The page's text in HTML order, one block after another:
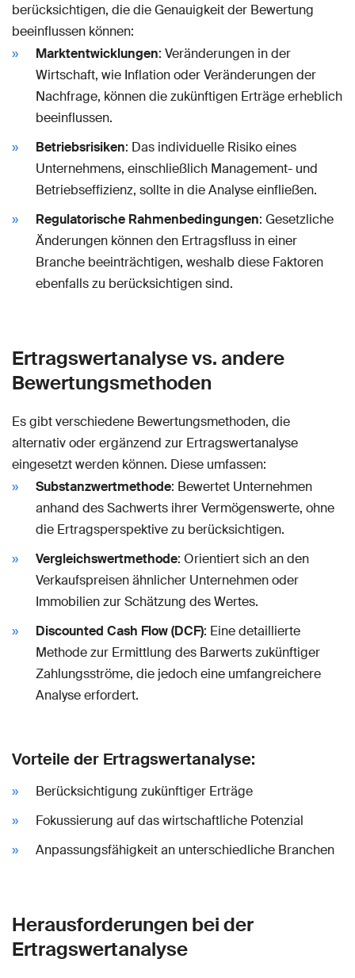
berücksichtigen, die die Genauigkeit der Bewertung
beeinflussen können:
Marktentwicklungen: Veränderungen in der
Wirtschaft, wie Inflation oder Veränderungen der
Nachfrage, können die zukünftigen Erträge erheblich
beeinflussen.
Betriebsrisiken: Das individuelle Risiko eines
Unternehmens, einschließlich Management- und
Betriebseffizienz, sollte in die Analyse einfließen.
Regulatorische Rahmenbedingungen: Gesetzliche
Änderungen können den Ertragsfluss in einer
Branche beeinträchtigen, weshalb diese Faktoren
ebenfalls zu berücksichtigen sind.
Ertragswertanalyse vs. andere
Bewertungsmethoden
Es gibt verschiedene Bewertungsmethoden, die
alternativ oder ergänzend zur Ertragswertanalyse
eingesetzt werden können. Diese umfassen:
Substanzwertmethode: Bewertet Unternehmen
anhand des Sachwerts ihrer Vermögenswerte, ohne
die Ertragsperspektive zu berücksichtigen.
Vergleichswertmethode: Orientiert sich an den
Verkaufspreisen ähnlicher Unternehmen oder
Immobilien zur Schätzung des Wertes.
Discounted Cash Flow (DCF): Eine detaillierte
Methode zur Ermittlung des Barwerts zukünftiger
Zahlungsströme, die jedoch eine umfangreichere
Analyse erfordert.
Vorteile der Ertragswertanalyse:
Berücksichtigung zukünftiger Erträge
Fokussierung auf das wirtschaftliche Potenzial
Anpassungsfähigkeit an unterschiedliche Branchen
Herausforderungen bei der
Ertragswertanalyse